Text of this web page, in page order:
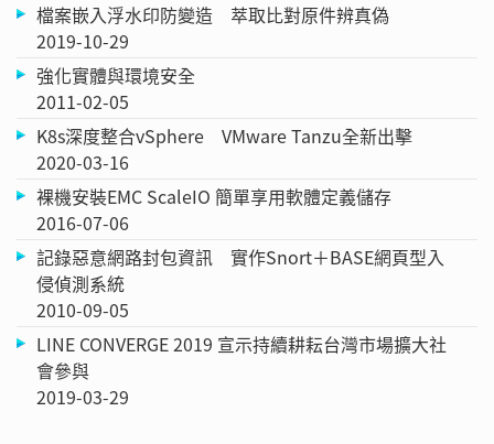
檔案嵌入浮水印防變造 萃取比對原件辨真偽
2019-10-29
強化實體與環境安全
2011-02-05
K8s深度整合vSphere VMware Tanzu全新出擊
2020-03-16
裸機安裝EMC ScaleIO 簡單享用軟體定義儲存
2016-07-06
記錄惡意網路封包資訊 實作Snort＋BASE網頁型入
侵偵測系統
2010-09-05
LINE CONVERGE 2019 宣示持續耕耘台灣市場擴大社
會參與
2019-03-29